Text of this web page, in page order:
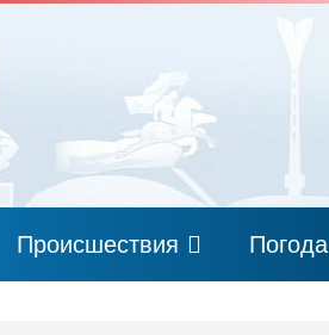
Происшествия Погода